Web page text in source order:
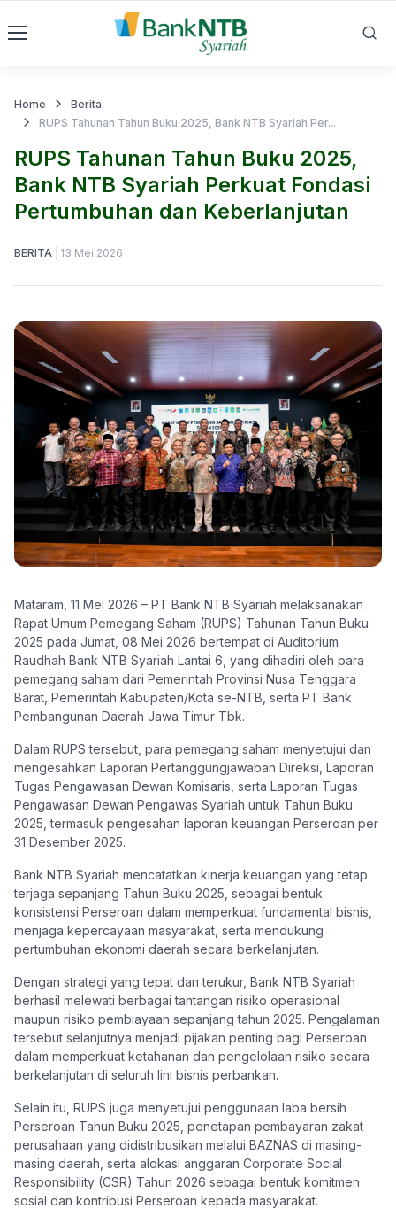
Home
Berita
RUPS Tahunan Tahun Buku 2025, Bank NTB Syariah Per...
RUPS Tahunan Tahun Buku 2025,
Bank NTB Syariah Perkuat Fondasi
Pertumbuhan dan Keberlanjutan
BERITA 13 Mei 2026
Mataram, 11 Mei 2026 – PT Bank NTB Syariah melaksanakan
Rapat Umum Pemegang Saham (RUPS) Tahunan Tahun Buku
2025 pada Jumat, 08 Mei 2026 bertempat di Auditorium
Raudhah Bank NTB Syariah Lantai 6, yang dihadiri oleh para
pemegang saham dari Pemerintah Provinsi Nusa Tenggara
Barat, Pemerintah Kabupaten/Kota se-NTB, serta PT Bank
Pembangunan Daerah Jawa Timur Tbk.
Dalam RUPS tersebut, para pemegang saham menyetujui dan
mengesahkan Laporan Pertanggungjawaban Direksi, Laporan
Tugas Pengawasan Dewan Komisaris, serta Laporan Tugas
Pengawasan Dewan Pengawas Syariah untuk Tahun Buku
2025, termasuk pengesahan laporan keuangan Perseroan per
31 Desember 2025.
Bank NTB Syariah mencatatkan kinerja keuangan yang tetap
terjaga sepanjang Tahun Buku 2025, sebagai bentuk
konsistensi Perseroan dalam memperkuat fundamental bisnis,
menjaga kepercayaan masyarakat, serta mendukung
pertumbuhan ekonomi daerah secara berkelanjutan.
Dengan strategi yang tepat dan terukur, Bank NTB Syariah
berhasil melewati berbagai tantangan risiko operasional
maupun risiko pembiayaan sepanjang tahun 2025. Pengalaman
tersebut selanjutnya menjadi pijakan penting bagi Perseroan
dalam memperkuat ketahanan dan pengelolaan risiko secara
berkelanjutan di seluruh lini bisnis perbankan.
Selain itu, RUPS juga menyetujui penggunaan laba bersih
Perseroan Tahun Buku 2025, penetapan pembayaran zakat
perusahaan yang didistribusikan melalui BAZNAS di masing-
masing daerah, serta alokasi anggaran Corporate Social
Responsibility (CSR) Tahun 2026 sebagai bentuk komitmen
sosial dan kontribusi Perseroan kepada masyarakat.